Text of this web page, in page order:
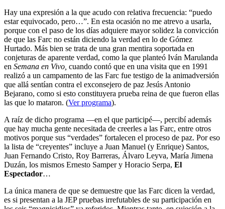
Hay una expresión a la que acudo con relativa frecuencia: “puedo
estar equivocado, pero…”. En esta ocasión no me atrevo a usarla,
porque con el paso de los días adquiere mayor solidez la convicción
de que las Farc no están diciendo la verdad en lo de Gómez
Hurtado. Más bien se trata de una gran mentira soportada en
conjeturas de aparente verdad, como la que planteó Iván Marulanda
en Semana en Vivo, cuando contó que en una visita que en 1991
realizó a un campamento de las Farc fue testigo de la animadversión
que allá sentían contra el exconsejero de paz Jesús Antonio
Bejarano, como si esto constituyera prueba reina de que fueron ellas
las que lo mataron. (Ver programa).
A raíz de dicho programa —en el que participé—, percibí además
que hay mucha gente necesitada de creerles a las Farc, entre otros
motivos porque sus “verdades” fortalecen el proceso de paz. Por eso
la lista de “creyentes” incluye a Juan Manuel (y Enrique) Santos,
Juan Fernando Cristo, Roy Barreras, Álvaro Leyva, María Jimena
Duzán, los mismos Ernesto Samper y Horacio Serpa, El
Espectador…
La única manera de que se demuestre que las Farc dicen la verdad,
es si presentan a la JEP pruebas irrefutables de su participación en